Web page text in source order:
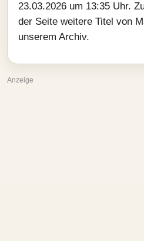
23.03.2026 um 13:35 Uhr.
der Seite weitere Titel von
unserem Archiv.
Anzeige